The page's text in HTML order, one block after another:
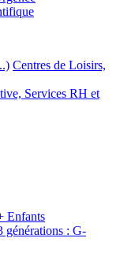
Centres de Loisirs,
Services RH et
Enfants
générations : G-